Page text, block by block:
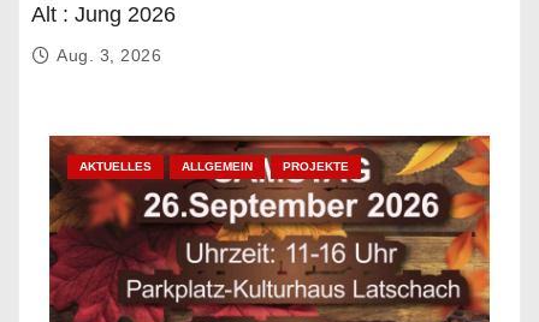
Alt : Jung 2026
Aug. 3, 2026
AKTUELLES ALLGEMEIN PROJEKTE